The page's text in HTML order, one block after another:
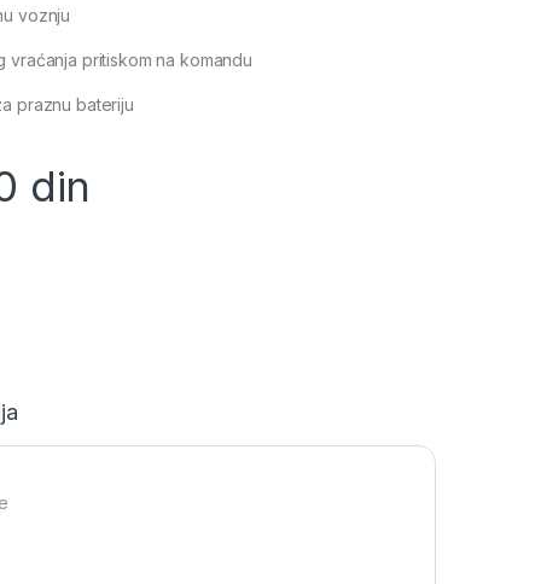
voznju
vraćanja pritiskom na komandu
praznu bateriju
din